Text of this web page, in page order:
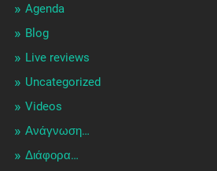
Agenda
Blog
Live reviews
Uncategorized
Videos
Ανάγνωση…
Διάφορα…